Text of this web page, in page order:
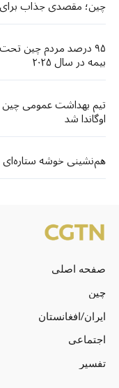
چین؛ مقصدی جذاب برای
۹۵ درصد مردم چین
بیمه در سال ۲۰۲۵
تیم بهداشت عمومی چین
اوگاندا شد
هم‌نشینی خوشه ستاره‌ای
صفحه اصلی
چین
ایران/افغانستان
اجتماعی
تفسیر